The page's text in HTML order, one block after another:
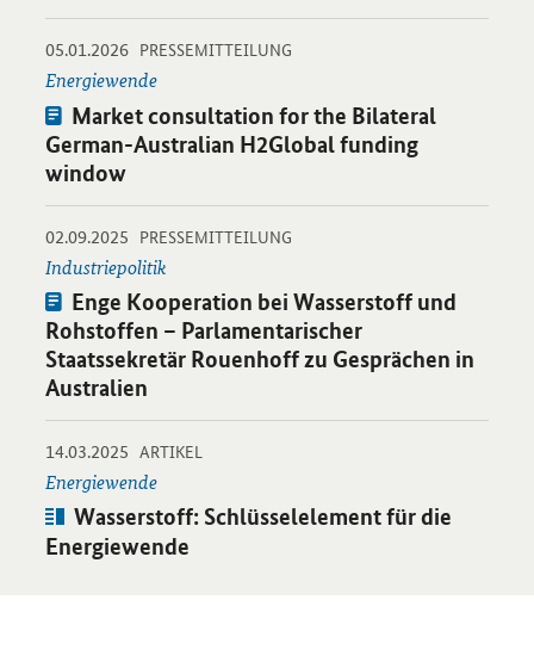
05.01.2026 -
PRESSEMITTEILUNG
Energiewende
Pressemitteilung:
Market consultation for the Bilateral
German-Australian H2Global funding
window
Öffnet Einzelsicht
02.09.2025 -
PRESSEMITTEILUNG
Industriepolitik
Pressemitteilung:
Enge Kooperation bei Wasserstoff und
Rohstoffen – Parlamentarischer
Staatssekretär Rouenhoff zu Gesprächen in
Australien
Öffnet Einzelsicht
14.03.2025 -
ARTIKEL
Energiewende
Artikel:
Wasserstoff: Schlüsselelement für die
Energiewende
Öffnet Einzelsicht